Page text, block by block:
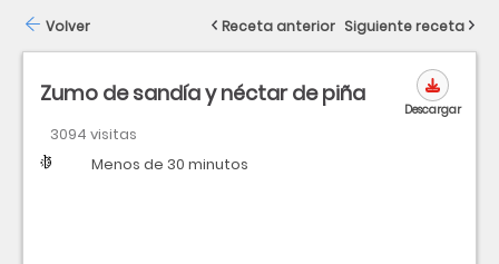
Zumo de sandía y néctar de piña
3094 visitas
Dificultad
Tiempo Menos de 30 minutos
Descargar
Volver Receta anterior Siguiente receta